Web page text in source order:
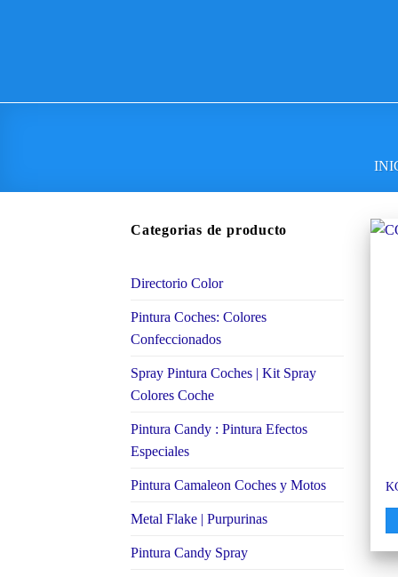
Categorias de producto
Directorio Color
Pintura Coches: Colores
Confeccionados
Spray Pintura Coches | Kit Spray
Colores Coche
Pintura Candy : Pintura Efectos
Especiales
Pintura Camaleon Coches y Motos
Metal Flake | Purpurinas
Pintura Candy Spray